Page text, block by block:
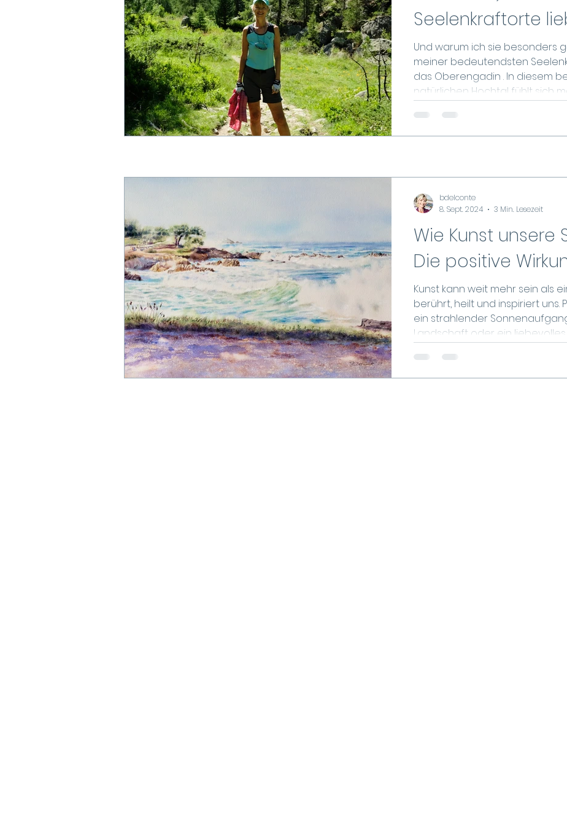
Seelenkraftorte
Und warum ich sie besonders
meiner bedeutendsten Seelenkraftorte
das Oberengadin . In diesem
natürlichen Hochtal fühlt sich
starke Energien in sich bergen,
Aquarellmalerin in meinen
Kraft. Seelenkraftort beim
Wie Kunst unsere
Die positive
Kunst kann weit mehr sein als
berührt, heilt und inspiriert uns.
ein strahlender
Landschaft oder ein
einer Welt, die oft laut und
Zufluchtsort sein, der uns hilft,
bdelconte
8. Sept. 2024
3 Min. Lesezeit